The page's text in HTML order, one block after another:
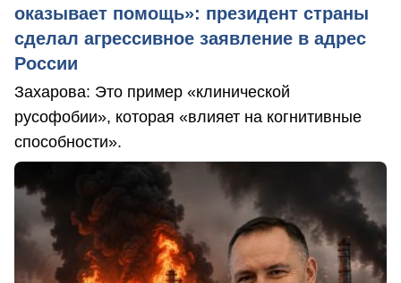
оказывает помощь»: президент страны
сделал агрессивное заявление в адрес
России
Захарова: Это пример «клинической
русофобии», которая «влияет на когнитивные
способности».